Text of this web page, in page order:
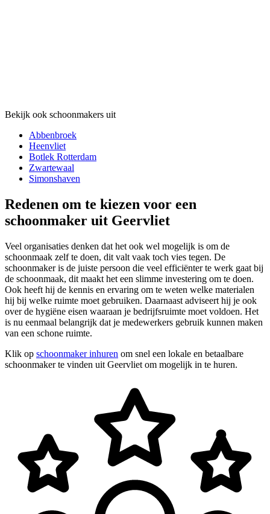
Bekijk ook schoonmakers uit
Abbenbroek
Heenvliet
Botlek Rotterdam
Zwartewaal
Simonshaven
Redenen om te kiezen voor een
schoonmaker uit Geervliet
Veel organisaties denken dat het ook wel mogelijk is om de
schoonmaak zelf te doen, dit valt vaak toch vies tegen. De
schoonmaker is de juiste persoon die veel efficiënter te werk gaat bij
de schoonmaak, dit maakt het een slimme investering om te doen.
Ook heeft hij de kennis en ervaring om te weten welke materialen
hij bij welke ruimte moet gebruiken. Daarnaast adviseert hij je ook
over de hygiëne eisen waaraan je bedrijfsruimte moet voldoen. Het
is nu eenmaal belangrijk dat je medewerkers gebruik kunnen maken
van een schone ruimte.
Klik op schoonmaker inhuren om snel een lokale en betaalbare
schoonmaker te vinden uit Geervliet om mogelijk in te huren.